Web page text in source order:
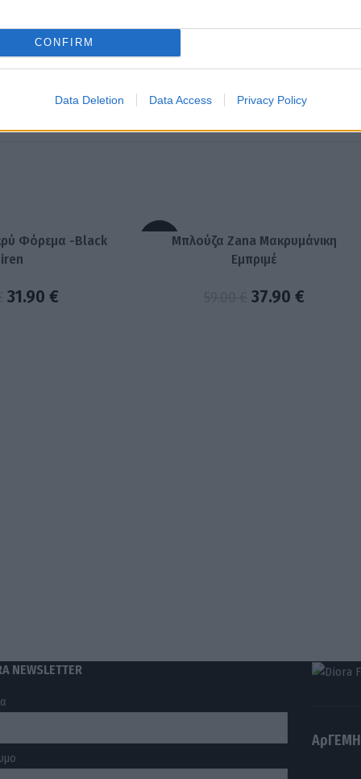
CONFIRM
Data Deletion Data Access Privacy Policy
Φόρεμα -Black
31.90 €
Μπλούζα Zana Μακρυμάνικη
Εμπριμέ
37.90€
NEWSLETTER